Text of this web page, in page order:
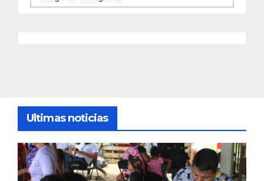
Ultimas noticias